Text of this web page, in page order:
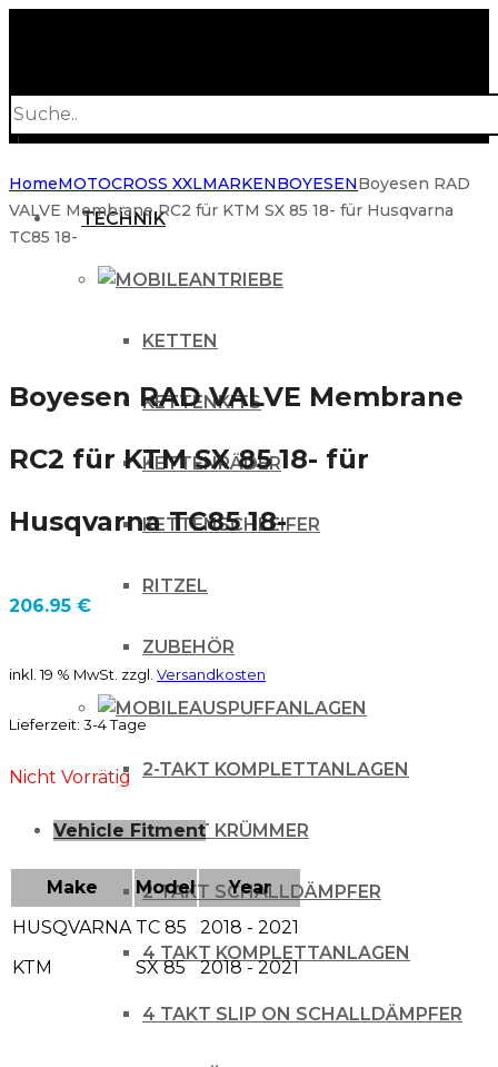
search
TECHNIK
ANTRIEBE
KETTEN
KETTENKITS
KETTENRÄDER
KETTENSCHLEIFER
RITZEL
ZUBEHÖR
AUSPUFFANLAGEN
2-TAKT KOMPLETTANLAGEN
2-TAKT KRÜMMER
2-TAKT SCHALLDÄMPFER
4 TAKT KOMPLETTANLAGEN
4 TAKT SLIP ON SCHALLDÄMPFER
HomeMOTOCROSS XXLMARKENBOYESENBoyesen RAD
VALVE Membrane RC2 für KTM SX 85 18- für Husqvarna
TC85 18-
Boyesen RAD VALVE Membrane
RC2 für KTM SX 85 18- für
Husqvarna TC85 18-
206.95 €
inkl. 19 % MwSt. zzgl. Versandkosten
Lieferzeit: 3-4 Tage
Nicht Vorrätig
Vehicle Fitment
Make Model
Year
HUSQVARNA TC 85
2018 - 2021
KTM
SX 85 2018 - 2021